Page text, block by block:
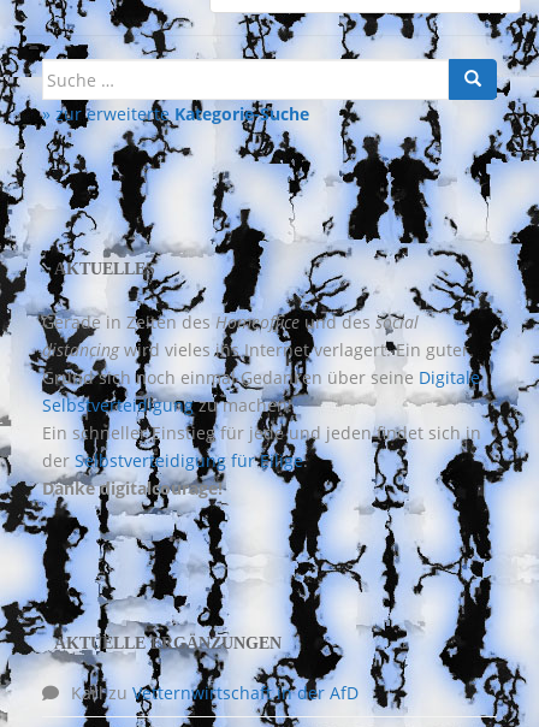
Suche
nach:
» zur erweiterteKategorie-Suche
AKTUELLES
Gerade in Zeiten des Homeoffice und des social
distancingwird vieles ins Internet verlagert. Ein guter
Grund sich noch einmal Gedanken über seine Digitale
Selbstverteidigungzu machen!
Ein schneller Einstieg für jede und jeden findet sich in
der Selbstverteidigung für Eilige.
Danke digitalcourage!
AKTUELLE ERGÄNZUNGEN
Karlzu Vetternwirtschaft in der AfD